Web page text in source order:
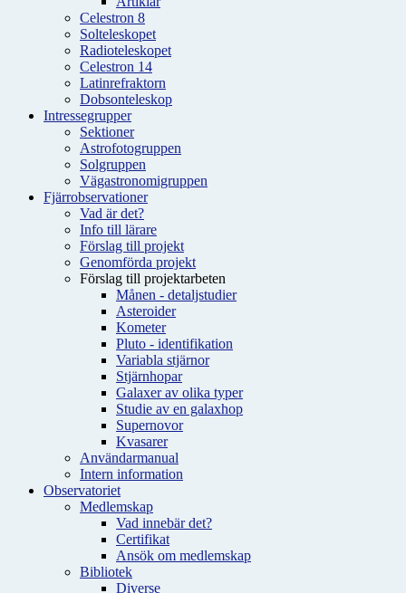
Celestron 8
Solteleskopet
Radioteleskopet
Celestron 14
Latinrefraktorn
Dobsonteleskop
Intressegrupper
Sektioner
Astrofotogruppen
Solgruppen
Vägastronomigruppen
Fjärrobservationer
Vad är det?
Info till lärare
Förslag till projekt
Genomförda projekt
Förslag till projektarbeten
Månen - detaljstudier
Asteroider
Kometer
Pluto - identifikation
Variabla stjärnor
Stjärnhopar
Galaxer av olika typer
Studie av en galaxhop
Supernovor
Kvasarer
Användarmanual
Intern information
Observatoriet
Medlemskap
Vad innebär det?
Certifikat
Ansök om medlemskap
Bibliotek
Diverse